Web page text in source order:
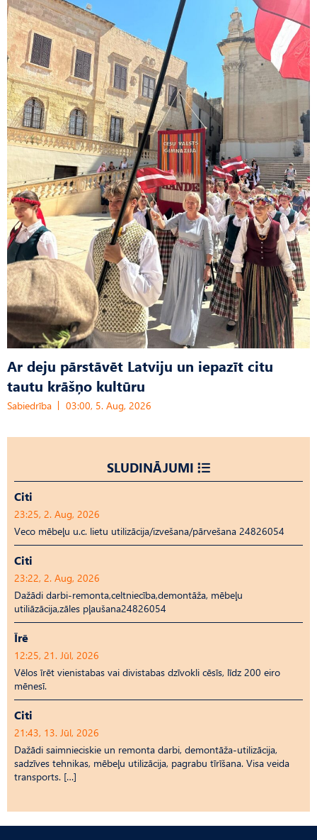
Ar deju pārstāvēt Latviju un iepazīt citu
tautu krāšņo kultūru
Sabiedrība 03:00, 5. Aug, 2026
SLUDINĀJUMI
Citi
23:25, 2. Aug, 2026
Veco mēbeļu u.c. lietu utilizācija/izvešana/pārvešana 24826054
Citi
23:22, 2. Aug, 2026
Dažādi darbi-remonta,celtniecība,demontāža, mēbeļu
utiliāzācija,zāles pļaušana24826054
Īrē
12:25, 21. Jūl, 2026
Vēlos īrēt vienistabas vai divistabas dzīvokli cēsīs, līdz 200 eiro
mēnesī.
Citi
21:43, 13. Jūl, 2026
Dažādi saimnieciskie un remonta darbi, demontāža-utilizācija,
sadzīves tehnikas, mēbeļu utilizācija, pagrabu tīrīšana. Visa veida
transports. […]